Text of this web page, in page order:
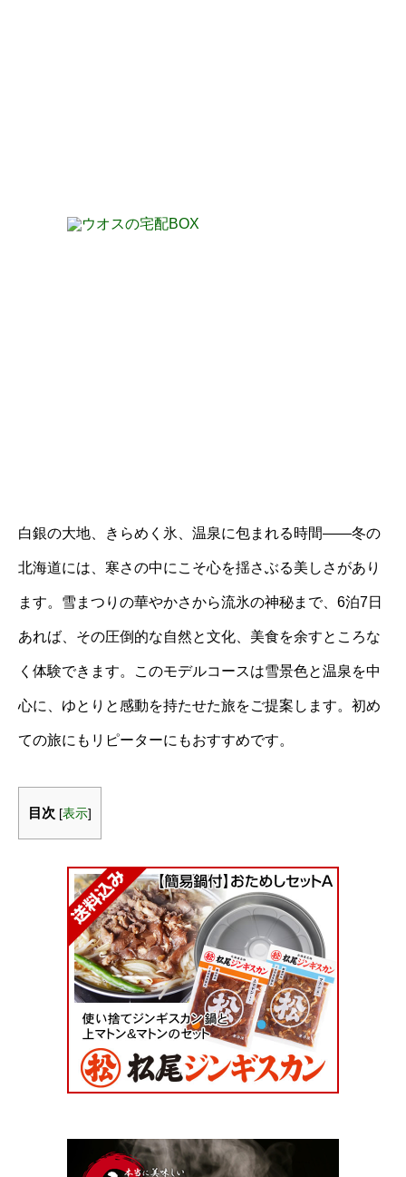
白銀の大地、きらめく氷、温泉に包まれる時間――冬の
北海道には、寒さの中にこそ心を揺さぶる美しさがあり
ます。雪まつりの華やかさから流氷の神秘まで、6泊7日
あれば、その圧倒的な自然と文化、美食を余すところな
く体験できます。このモデルコースは雪景色と温泉を中
心に、ゆとりと感動を持たせた旅をご提案します。初め
ての旅にもリピーターにもおすすめです。
目次 [表示]